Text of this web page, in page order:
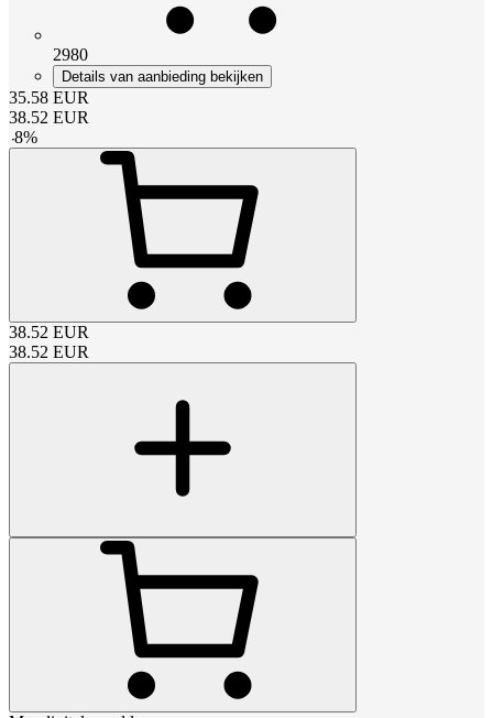
2980
Details van aanbieding bekijken
35.58 EUR
38.52 EUR
-8%
38.52 EUR
38.52 EUR